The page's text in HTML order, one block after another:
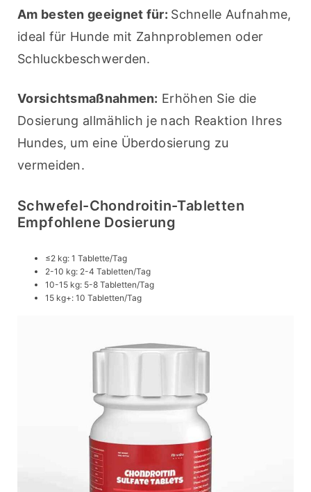
Am besten geeignet für: Schnelle Aufnahme,
ideal für Hunde mit Zahnproblemen oder
Schluckbeschwerden.
Vorsichtsmaßnahmen: Erhöhen Sie die
Dosierung allmählich je nach Reaktion Ihres
Hundes, um eine Überdosierung zu
vermeiden.
Schwefel-Chondroitin-Tabletten
Empfohlene Dosierung
≤2 kg: 1 Tablette/Tag
2-10 kg: 2-4 Tabletten/Tag
10-15 kg: 5-8 Tabletten/Tag
15 kg+: 10 Tabletten/Tag